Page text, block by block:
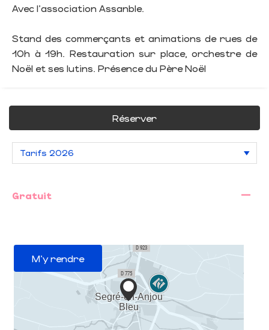
Avec l'association Assanble.
Stand des commerçants et animations de rues de
10h à 19h. Restauration sur place, orchestre de
Noël et ses lutins. Présence du Père Noël
Réserver
Gratuit —
M'y rendre